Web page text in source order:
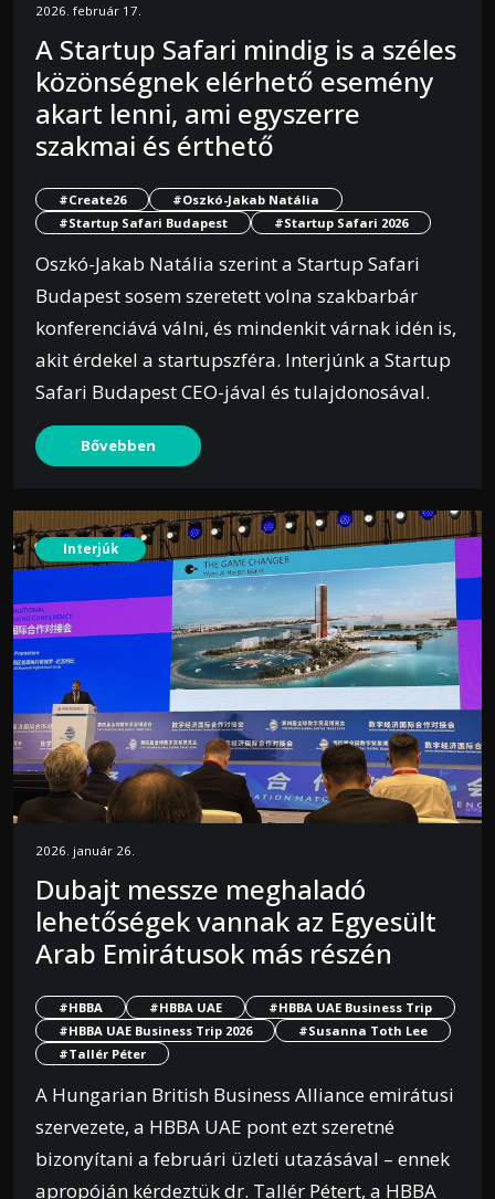
2026. február 17.
A Startup Safari mindig is a széles
közönségnek elérhető esemény
akart lenni, ami egyszerre
szakmai és érthető
#Create26
#Oszkó-Jakab Natália
#Startup Safari Budapest
#Startup Safari 2026
Oszkó-Jakab Natália szerint a Startup Safari
Budapest sosem szeretett volna szakbarbár
konferenciává válni, és mindenkit várnak idén is,
akit érdekel a startupszféra. Interjúnk a Startup
Safari Budapest CEO-jával és tulajdonosával.
Bővebben
Interjúk
2026. január 26.
Dubajt messze meghaladó
lehetőségek vannak az Egyesült
Arab Emirátusok más részén
#HBBA #HBBA UAE
#HBBA UAE Business Trip
#HBBA UAE Business Trip 2026
#Susanna Toth Lee
#Tallér Péter
A Hungarian British Business Alliance emirátusi
szervezete, a HBBA UAE pont ezt szeretné
bizonyítani a februári üzleti utazásával – ennek
apropóján kérdeztük dr. Tallér Pétert, a HBBA